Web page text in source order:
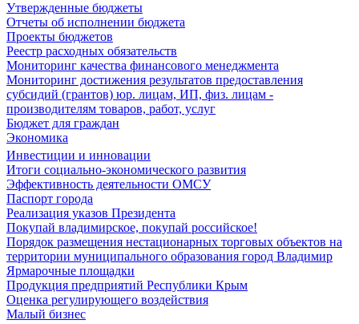
Утвержденные бюджеты
Отчеты об исполнении бюджета
Проекты бюджетов
Реестр расходных обязательств
Мониторинг качества финансового менеджмента
Мониторинг достижения результатов предоставления
субсидий (грантов) юр. лицам, ИП, физ. лицам -
производителям товаров, работ, услуг
Бюджет для граждан
Экономика
Инвестиции и инновации
Итоги социально-экономического развития
Эффективность деятельности ОМСУ
Паспорт города
Реализация указов Президента
Покупай владимирское, покупай российское!
Порядок размещения нестационарных торговых объектов на
территории муниципального образования город Владимир
Ярмарочные площадки
Продукция предприятий Республики Крым
Оценка регулирующего воздействия
Малый бизнес